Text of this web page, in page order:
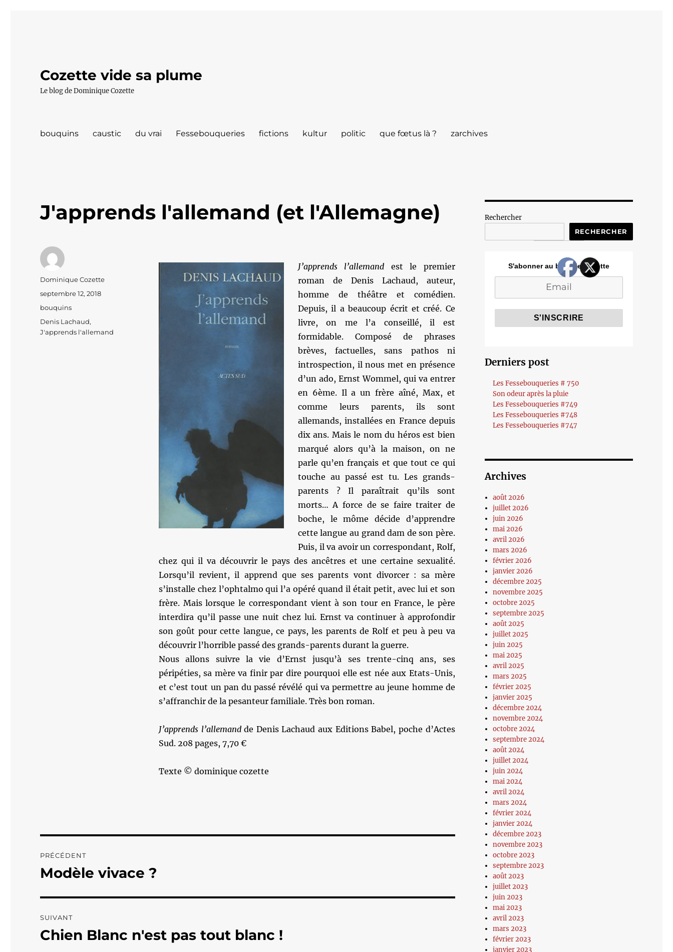
Cozette vide sa plume
Le blog de Dominique Cozette
bouquins caustic du vrai Fessebouqueries fictions kultur politic que fœtus là ? zarchives
J'apprends l'allemand (et l'Allemagne)
J’apprends l’allemand est le premier
roman de Denis Lachaud, auteur,
homme de théâtre et comédien.
Depuis, il a beaucoup écrit et créé. Ce
livre, on me l’a conseillé, il est
formidable. Composé de phrases
brèves, factuelles, sans pathos ni
introspection, il nous met en présence
d’un ado, Ernst Wommel, qui va entrer
en 6ème. Il a un frère aîné, Max, et
comme leurs parents, ils sont
allemands, installées en France depuis
dix ans. Mais le nom du héros est bien
marqué alors qu’à la maison, on ne
parle qu’en français et que tout ce qui
touche au passé est tu. Les grands-
parents ? Il paraîtrait qu’ils sont
morts… A force de se faire traiter de
boche, le môme décide d’apprendre
cette langue au grand dam de son père.
Puis, il va avoir un correspondant, Rolf,
chez qui il va découvrir le pays des ancêtres et une certaine sexualité.
Lorsqu’il revient, il apprend que ses parents vont divorcer : sa mère
s’installe chez l’ophtalmo qui l’a opéré quand il était petit, avec lui et son
frère. Mais lorsque le correspondant vient à son tour en France, le père
interdira qu’il passe une nuit chez lui. Ernst va continuer à approfondir
son goût pour cette langue, ce pays, les parents de Rolf et peu à peu va
découvrir l’horrible passé des grands-parents durant la guerre.
Nous allons suivre la vie d’Ernst jusqu’à ses trente-cinq ans, ses
péripéties, sa mère va finir par dire pourquoi elle est née aux Etats-Unis,
et c’est tout un pan du passé révélé qui va permettre au jeune homme de
s’affranchir de la pesanteur familiale. Très bon roman.
J’apprends l’allemandde Denis Lachaud aux Editions Babel, poche d’Actes
Sud. 208 pages, 7,70 €
Texte © dominique cozette
Auteur
Dominique Cozette
Publié
le
septembre 12, 2018
Catégories
bouquins
Étiquettes
Denis Lachaud,
J'apprends l'allemand
de
PRÉCÉDENT
Publication
Modèle vivace ?
SUIVANT
Publication
Chien Blanc n'est pas tout blanc !
Rechercher
RECHERCHER
S'abonner au blog de Cozette
Derniers post
Les Fessebouqueries # 750
Son odeur après la pluie
Les Fessebouqueries #749
Les Fessebouqueries #748
Les Fessebouqueries #747
Archives
août 2026
juillet 2026
juin 2026
mai 2026
avril 2026
mars 2026
février 2026
janvier 2026
décembre 2025
novembre 2025
octobre 2025
septembre 2025
août 2025
juillet 2025
juin 2025
mai 2025
avril 2025
mars 2025
février 2025
janvier 2025
décembre 2024
novembre 2024
octobre 2024
septembre 2024
août 2024
juillet 2024
juin 2024
mai 2024
avril 2024
mars 2024
février 2024
janvier 2024
décembre 2023
novembre 2023
octobre 2023
septembre 2023
août 2023
juillet 2023
juin 2023
mai 2023
avril 2023
mars 2023
février 2023
janvier 2023